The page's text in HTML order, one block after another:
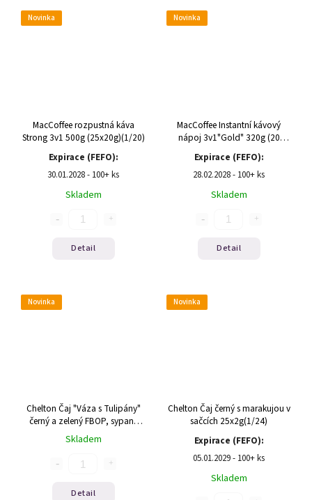
Novinka
MacCoffee rozpustná káva
Strong 3v1 500g (25x20g)(1/20)
Expirace (FEFO):
30.01.2028 - 100+ ks
Skladem
Detail
Novinka
MacCoffee Instantní kávový
nápoj 3v1"Gold" 320g (20
Expirace (FEFO):
28.02.2028 - 100+ ks
Skladem
Detail
Novinka
Chelton Čaj "Váza s Tulipány"
černý a zelený FBOP, sypaný
100g(1/12)
Skladem
Detail
Novinka
Chelton Čaj černý s marakujou v
sačcích 25x2g(1/24)
Expirace (FEFO):
05.01.2029 - 100+ ks
Skladem